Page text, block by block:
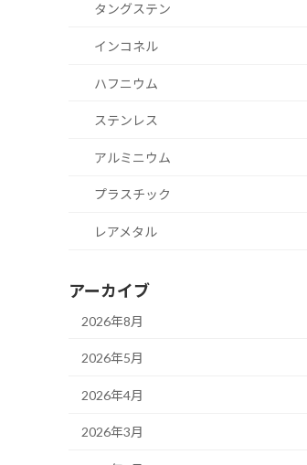
タングステン
インコネル
ハフニウム
ステンレス
アルミニウム
プラスチック
レアメタル
アーカイブ
2026年8月
2026年5月
2026年4月
2026年3月